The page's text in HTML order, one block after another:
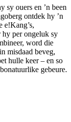
sy ouers en ’n been
ontdek hy ’n
e!Kang’s,
hy per ongeluk sy
word die
misdaad beveg,
hulle keer – en so
gebeure.